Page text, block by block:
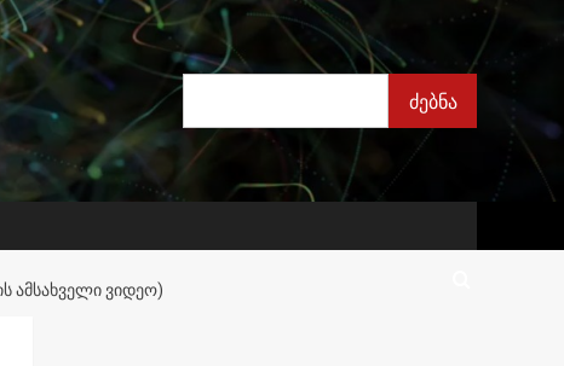
ძებნა
ძებნა
ᲐᲛᲡᲐᲮᲕᲔᲚᲘ ᲕᲘᲓᲔᲝ)